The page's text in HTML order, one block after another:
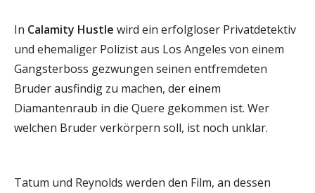
In Calamity Hustle wird ein erfolgloser Privatdetektiv
und ehemaliger Polizist aus Los Angeles von einem
Gangsterboss gezwungen seinen entfremdeten
Bruder ausfindig zu machen, der einem
Diamantenraub in die Quere gekommen ist. Wer
welchen Bruder verkörpern soll, ist noch unklar.
Tatum und Reynolds werden den Film, an dessen